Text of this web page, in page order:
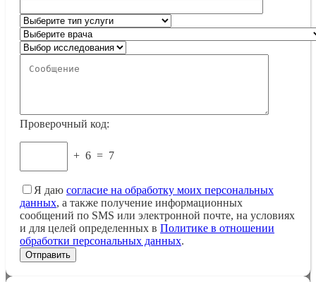
Проверочный код:
+ 6 = 7
Я даю согласие на обработку моих персональных
данных, а также получение информационных
сообщений по SMS или электронной почте, на условиях
и для целей определенных в Политике в отношении
обработки персональных данных.